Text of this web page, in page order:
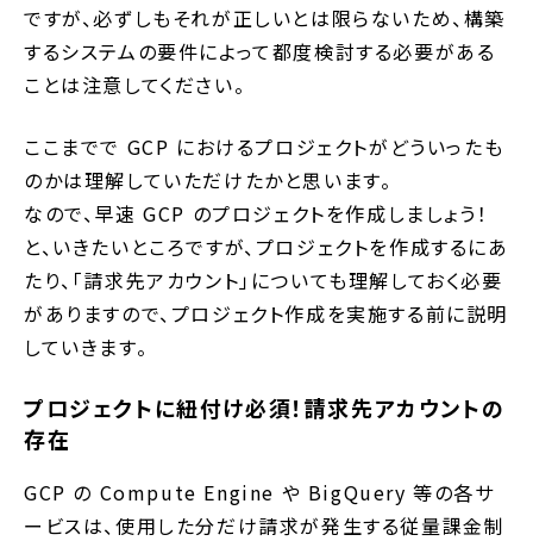
ですが、必ずしもそれが正しいとは限らないため、構築
するシステムの要件によって都度検討する必要がある
ことは注意してください。
ここまでで GCP におけるプロジェクトがどういったも
のかは理解していただけたかと思います。
なので、早速 GCP のプロジェクトを作成しましょう！
と、いきたいところですが、プロジェクトを作成するにあ
たり、「請求先アカウント」についても理解しておく必要
がありますので、プロジェクト作成を実施する前に説明
していきます。
プロジェクトに紐付け必須！請求先アカウントの
存在
GCP の Compute Engine や BigQuery 等の各サ
ービスは、使用した分だけ請求が発生する従量課金制